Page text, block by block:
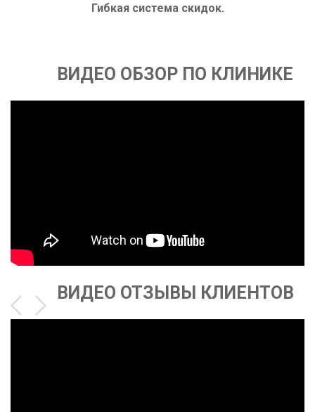
Гибкая система скидок.
ВИДЕО ОБЗОР ПО КЛИНИКЕ
ВИДЕО ОТЗЫВЫ КЛИЕНТОВ